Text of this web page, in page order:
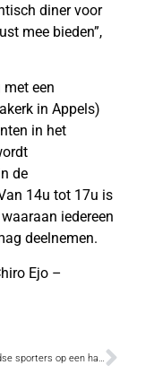
diner voor
mee bieden”,
een
in Appels)
in het
de
14u tot 17u is
iedereen
deelnemen.
Ejo –
Dendermondse sporters op een haar na Belgisch Kampioen ploegentriatlon